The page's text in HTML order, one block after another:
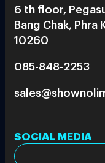
6 th floor,
Bang Chak, Phra
10260
085-848-2253
SOCIAL MEDIA